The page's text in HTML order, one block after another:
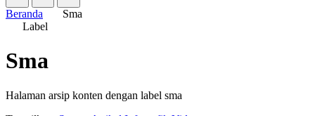
Beranda
Sma
Label
Sma
Halaman arsip konten dengan label sma